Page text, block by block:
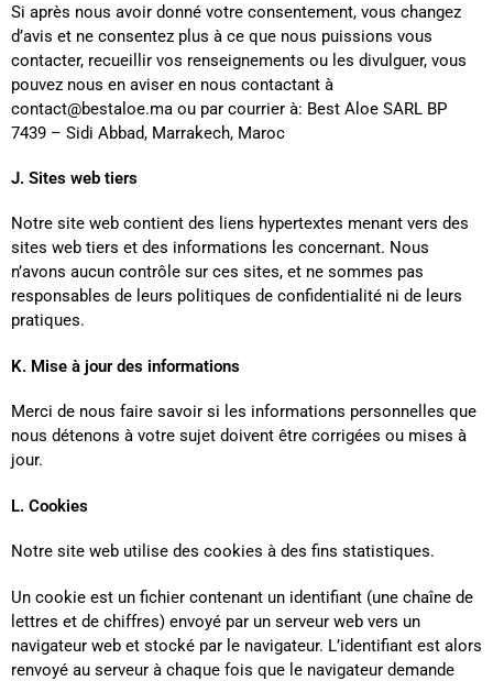
Si après nous avoir donné votre consentement, vous changez
d’avis et ne consentez plus à ce que nous puissions vous
contacter, recueillir vos renseignements ou les divulguer, vous
pouvez nous en aviser en nous contactant à
contact@bestaloe.ma ou par courrier à: Best Aloe SARL BP
7439 – Sidi Abbad, Marrakech, Maroc
J. Sites web tiers
Notre site web contient des liens hypertextes menant vers des
sites web tiers et des informations les concernant. Nous
n’avons aucun contrôle sur ces sites, et ne sommes pas
responsables de leurs politiques de confidentialité ni de leurs
pratiques.
K. Mise à jour des informations
Merci de nous faire savoir si les informations personnelles que
nous détenons à votre sujet doivent être corrigées ou mises à
jour.
L. Cookies
Notre site web utilise des cookies à des fins statistiques.
Un cookie est un fichier contenant un identifiant (une chaîne de
lettres et de chiffres) envoyé par un serveur web vers un
navigateur web et stocké par le navigateur. L’identifiant est alors
renvoyé au serveur à chaque fois que le navigateur demande